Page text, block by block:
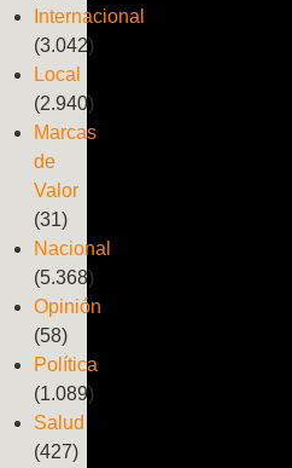
Internacional
(3.042)
Local
(2.940)
Marcas
de
Valor
(31)
Nacional
(5.368)
Opinión
(58)
Política
(1.089)
Salud
(427)